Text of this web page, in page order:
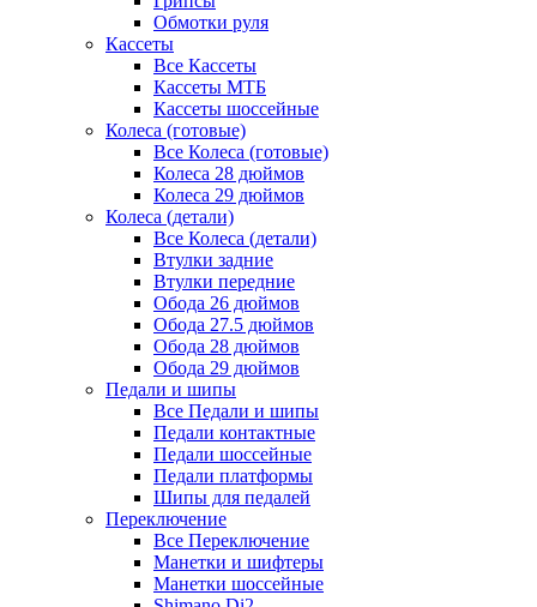
Обмотки руля
Кассеты
Все Кассеты
Кассеты МТБ
Кассеты шоссейные
Колеса (готовые)
Все Колеса (готовые)
Колеса 28 дюймов
Колеса 29 дюймов
Колеса (детали)
Все Колеса (детали)
Втулки задние
Втулки передние
Обода 26 дюймов
Обода 27.5 дюймов
Обода 28 дюймов
Обода 29 дюймов
Педали и шипы
Все Педали и шипы
Педали контактные
Педали шоссейные
Педали платформы
Шипы для педалей
Переключение
Все Переключение
Манетки и шифтеры
Манетки шоссейные